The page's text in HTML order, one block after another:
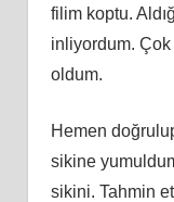
filim koptu.
inliyordum. Çok
oldum.
Hemen
sikine
sikini. Tahmin